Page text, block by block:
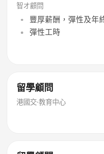
智オ顧問
豐厚薪酬，彈性及年
彈性工時
留學顧問
港國交·教育中心